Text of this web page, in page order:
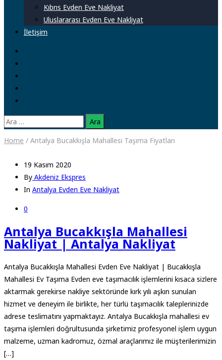
Kıbrıs Evden Eve Nakliyat
Uluslararası Evden Eve Nakliyat
İletişim
Arama:
Home / Antalya Bucakkışla Mahallesi Taşıma Fiyatları
19 Kasım 2020
By Akdeniz Ekspres
In Antalya Evden Eve Nakliyat
0
Antalya Bucakkışla Mahallesi
Nakliyat | Antalya Nakliyat
Antalya Bucakkışla Mahallesi Evden Eve Nakliyat | Bucakkışla
Mahallesi Ev Taşıma Evden eve taşımacılık işlemlerini kısaca sizlere
aktarmak gerekirse nakliye sektöründe kırk yılı aşkın sunulan
hizmet ve deneyim ile birlikte, her türlü taşımacılık taleplerinizde
adrese teslimatını yapmaktayız. Antalya Bucakkışla mahallesi ev
taşıma işlemleri doğrultusunda şirketimiz profesyonel işlem uygun
malzeme, uzman kadromuz, özmal araçlarımız ile müşterilerimizin
[…]